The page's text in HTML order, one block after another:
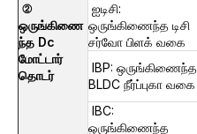
②
ஒருங்கிணை
ந்த Dc
மோட்டார்
தொடர்
ஐடிசி:
ஒருங்கிணைந்த டிசி
சர்வோ பிளக் வகை
IBP: ஒருங்கிணைந்த
BLDC நீர்ப்புகா வகை
IBC:
ஒருங்கிணைந்த